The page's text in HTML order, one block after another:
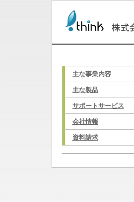
主な事業内容
主な製品
サポートサービス
会社情報
資料請求